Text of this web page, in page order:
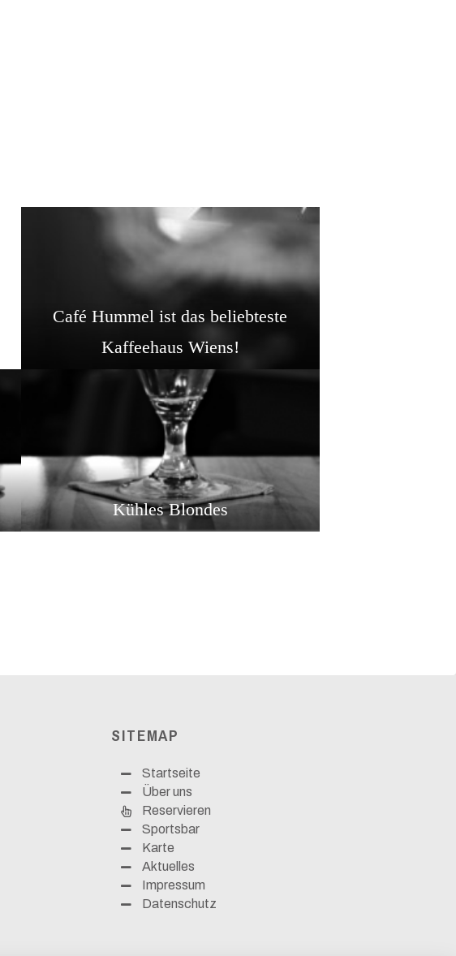
Café Hummel ist das beliebteste
Kaffeehaus Wiens!
Kühles Blondes
SITEMAP
Startseite
Über uns
Reservieren
Sportsbar
Karte
Aktuelles
Impressum
Datenschutz